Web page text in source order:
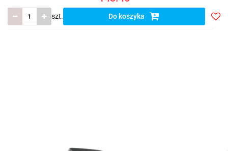
szt. Do koszyka